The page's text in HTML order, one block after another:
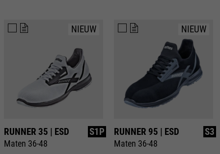
NIEUW
RUNNER 35 | ESD
Maten 36-48
S1P
NIEUW
RUNNER 95 | ESD
Maten 36-48
S3